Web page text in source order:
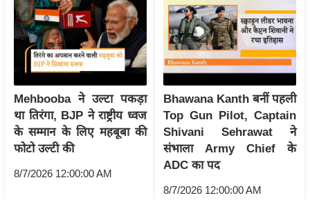
नु
स्खे
ट
न
स्थ
ल
ट
Mehbooba ने उल्टा पकड़ा
था तिरंगा, BJP ने राष्ट्रीय ध्वज
के सम्मान के लिए महबूबा की
फोटो उल्टी की
8/7/2026 12:00:00 AM
Bhawana Kanth बनीं पहली
Top Gun Pilot, Captain
Shivani Sehrawat ने
संभाला Army Chief के
ADC का पद
8/7/2026 12:00:00 AM